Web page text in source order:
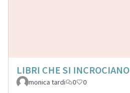
LIBRI CHE SI INCROCIANO
monica tardi 0 0